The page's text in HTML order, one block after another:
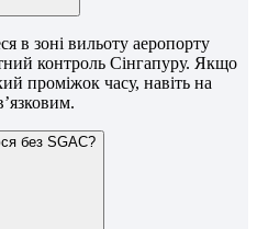
в зоні вильоту аеропорту
контроль Сінгапуру. Якщо
проміжок часу, навіть на
без SGAC?